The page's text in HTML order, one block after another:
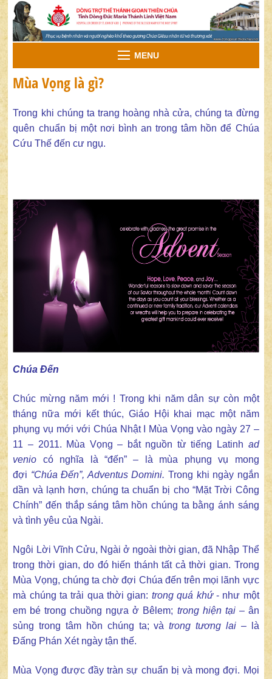
MENU
Mùa Vọng là gì?
Trong khi chúng ta trang hoàng nhà cửa, chúng ta đừng
quên chuẩn bị một nơi bình an trong tâm hồn để Chúa
Cứu Thế đến cư ngụ.
Chúa Đến
Chúc mừng năm mới ! Trong khi năm dân sự còn một
tháng nữa mới kết thúc, Giáo Hội khai mạc một năm
phụng vụ mới với Chúa Nhật I Mùa Vọng vào ngày 27 –
11 – 2011. Mùa Vọng – bắt nguồn từ tiếng Latinh ad
venio có nghĩa là “đến” – là mùa phụng vụ mong
đợi “Chúa Đến”, Adventus Domini.Trong khi ngày ngắn
dần và lạnh hơn, chúng ta chuẩn bị cho “Mặt Trời Công
Chính” đến thắp sáng tâm hồn chúng ta bằng ánh sáng
và tình yêu của Ngài.
Ngôi Lời Vĩnh Cửu, Ngài ở ngoài thời gian, đã Nhập Thể
trong thời gian, do đó hiến thánh tất cả thời gian. Trong
Mùa Vọng, chúng ta chờ đợi Chúa đến trên mọi lãnh vực
mà chúng ta trải qua thời gian: trong quá khứ- như một
em bé trong chuồng ngựa ở Bêlem; trong hiện tại– ân
sủng trong tâm hồn chúng ta; vàtrong tương lai– là
Đấng Phán Xét ngày tận thế.
Mùa Vọng được đầy tràn sự chuẩn bị và mong đợi. Mọi